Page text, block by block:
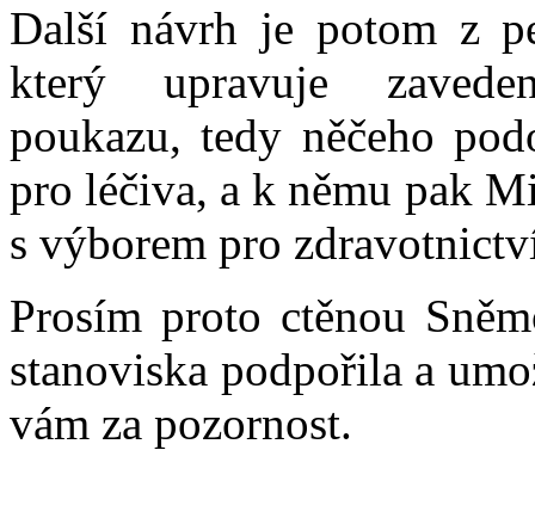
Další návrh je potom z
který upravuje
poukazu, tedy něčeho
pro léčiva, a k němu pak
s výborem pro
Prosím proto ctěnou
stanoviska podpořila a
vám za pozornost.